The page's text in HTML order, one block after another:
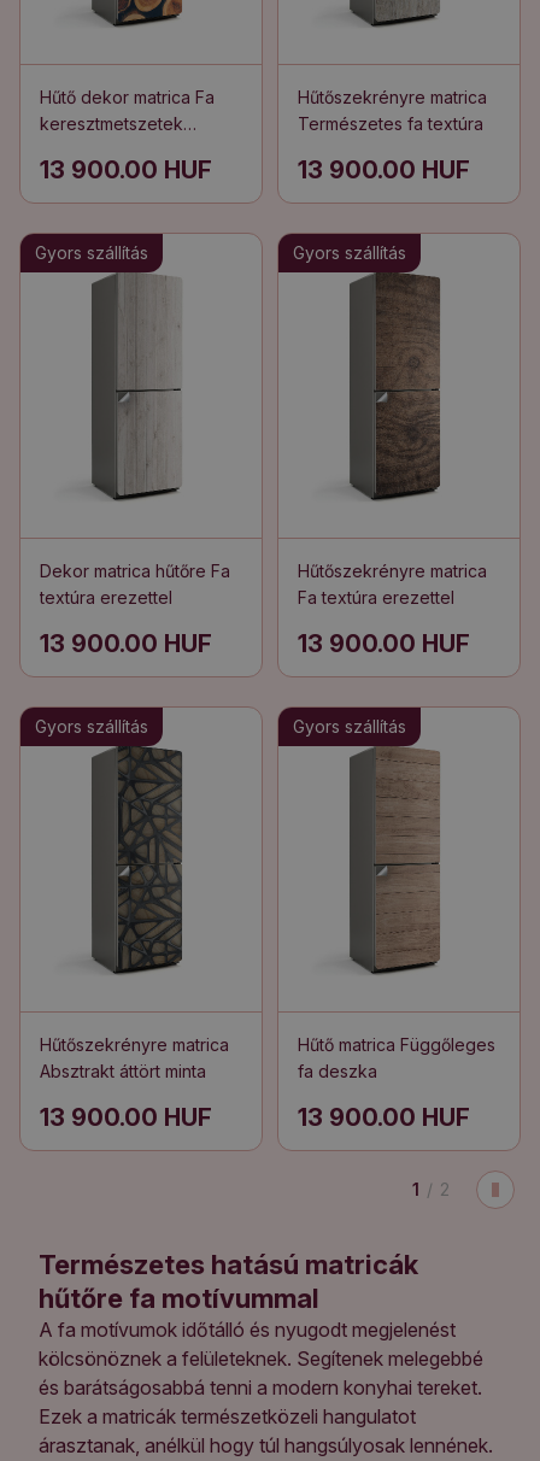
Hűtő dekor matrica Fa
keresztmetszetek
13 900.00 HUF
Hűtőszekrényre matrica
Természetes fa textúra
13 900.00 HUF
Gyors szállítás
Dekor matrica hűtőre Fa
textúra erezettel
13 900.00 HUF
Gyors szállítás
Hűtőszekrényre matrica
Fa textúra erezettel
13 900.00 HUF
Gyors szállítás
Hűtőszekrényre matrica
Absztrakt áttört minta
13 900.00 HUF
Gyors szállítás
Hűtő matrica Függőleges
fa deszka
13 900.00 HUF
1 / 2
Természetes hatású matricák
hűtőre fa motívummal
A fa motívumok időtálló és nyugodt megjelenést
kölcsönöznek a felületeknek. Segítenek melegebbé
és barátságosabbá tenni a modern konyhai tereket.
Ezek a matricák természetközeli hangulatot
árasztanak, anélkül hogy túl hangsúlyosak lennének.